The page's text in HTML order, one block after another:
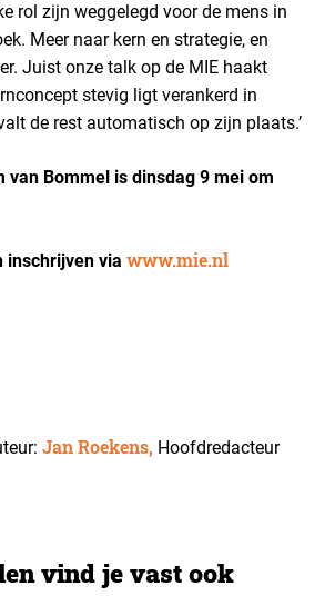
rol zijn weggelegd voor de mens in
Meer naar kern en strategie, en
Juist onze talk op de MIE haakt
stevig ligt verankerd in
de rest automatisch op zijn plaats.’
van Bommel is dinsdag 9 mei om
inschrijven via www.mie.nl
Jan Roekens, Hoofdredacteur
vind je vast ook